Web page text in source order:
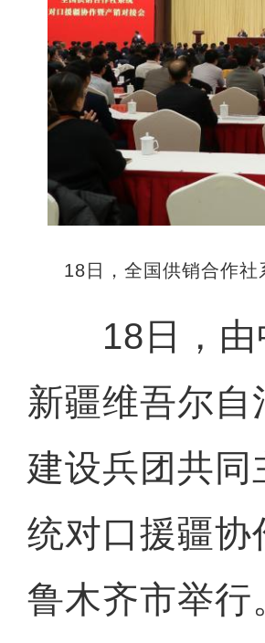
18日，全国供销合作
18日，由
新疆维吾尔
建设兵团共
统对口援疆
鲁木齐市举行